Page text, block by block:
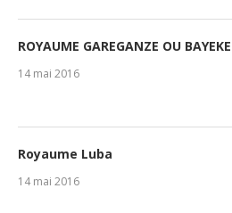
ROYAUME GAREGANZE OU BAYEKE
14 mai 2016
Royaume Luba
14 mai 2016